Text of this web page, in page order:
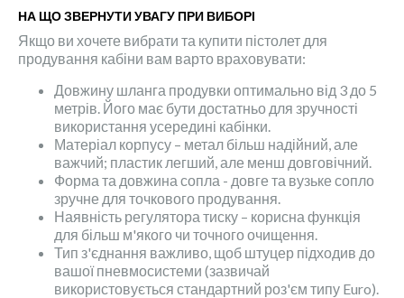
НА ЩО ЗВЕРНУТИ УВАГУ ПРИ ВИБОРІ
Якщо ви хочете вибрати та купити пістолет для
продування кабіни вам варто враховувати:
Довжину шланга продувки оптимально від 3 до 5
метрів. Його має бути достатньо для зручності
використання усередині кабінки.
Матеріал корпусу – метал більш надійний, але
важчий; пластик легший, але менш довговічний.
Форма та довжина сопла - довге та вузьке сопло
зручне для точкового продування.
Наявність регулятора тиску – корисна функція
для більш м'якого чи точного очищення.
Тип з'єднання важливо, щоб штуцер підходив до
вашої пневмосистеми (зазвичай
використовується стандартний роз'єм типу Euro).